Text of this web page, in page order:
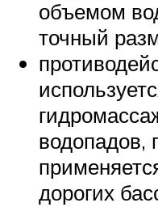
объемом
точный
водопадов,
дорогих